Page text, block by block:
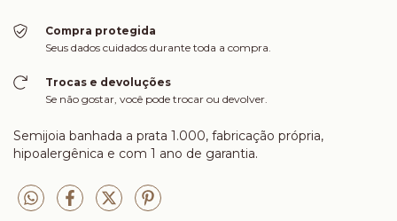
Compra protegida
Seus dados cuidados durante toda a compra.
Trocas e devoluções
Se não gostar, você pode trocar ou devolver.
Semijoia banhada a prata 1.000, fabricação própria,
hipoalergênica e com 1 ano de garantia.